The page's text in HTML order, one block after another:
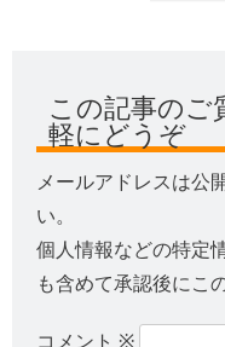
この記事のご
軽にどうぞ
メールアドレスは公
い。
個人情報などの特定
も含めて承認後にこ
コメント ※